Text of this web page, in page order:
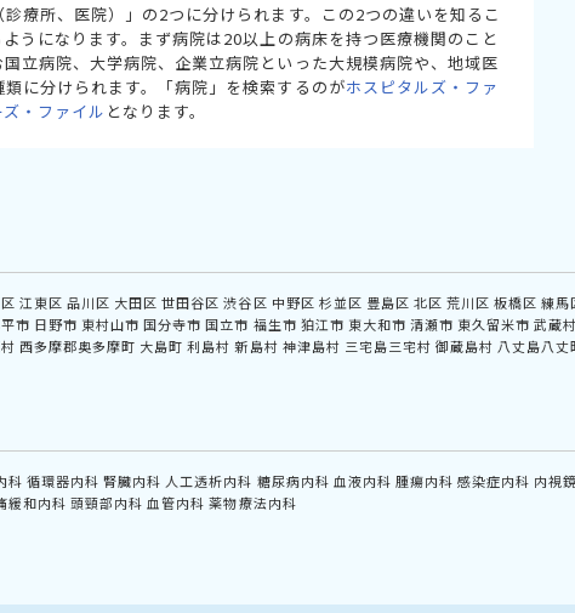
療所、医院）」の2つに分けられます。この2つの違いを知るこ
うになります。まず病院は20以上の病床を持つ医療機関のこと
立病院、大学病院、企業立病院といった大規模病院や、地域医
に分けられます。「病院」を検索するのがホスピタルズ・ファ
ズ・ファイル となります。
江東区 品川区 大田区 世田谷区 渋谷区 中野区 杉並区 豊島区 北区 荒川区 板橋区 練馬
市 日野市 東村山市 国分寺市 国立市 福生市 狛江市 東大和市 清瀬市 東久留米市 武蔵
西多摩郡奥多摩町 大島町 利島村 新島村 神津島村 三宅島三宅村 御蔵島村 八丈島八丈
科 循環器内科 腎臓内科 人工透析内科 糖尿病内科 血液内科 腫瘍内科 感染症内科 内視
緩和内科 頭頸部内科 血管内科 薬物療法内科